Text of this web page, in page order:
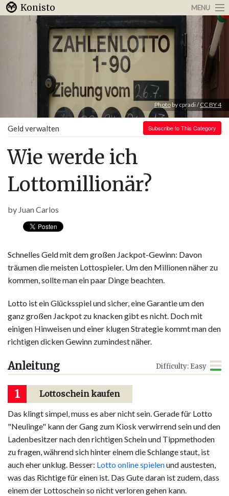
Konisto MENU
Arbeit & Karriere
Urlaub & Reisen
Photo by cpradi /CC BY 4
Geld verwalten Subscribe to This Category
Wie werde ich
Lottomillionär?
by Juan Carlos
Schnelles Geld mit dem großen Jackpot-Gewinn: Davon
träumen die meisten Lottospieler. Um den Millionen näher zu
kommen, sollte man ein paar Dinge beachten.
Lotto ist ein Glücksspiel und sicher, eine Garantie um den
ganz großen Jackpot zu knacken gibt es nicht. Doch mit
einigen Hinweisen und einer klugen Strategie kommt man den
richtigen dicken Gewinn zumindest näher.
Anleitung Difficulty: Easy
1 Lottoschein kaufen
Das klingt simpel, muss es aber nicht sein. Gerade für Lotto
"Neulinge" kann der Gang zum Kiosk verwirrend sein und den
Ladenbesitzer nach den richtigen Schein und Tippmethoden
zu fragen, während sich hinter einem die Schlange staut, ist
auch eher unklug. Besser: Lotto online spielenund austesten,
was das Richtige für einen ist. Das Gute daran ist zudem, dass
einem der Lottoschein so nicht verloren gehen kann.